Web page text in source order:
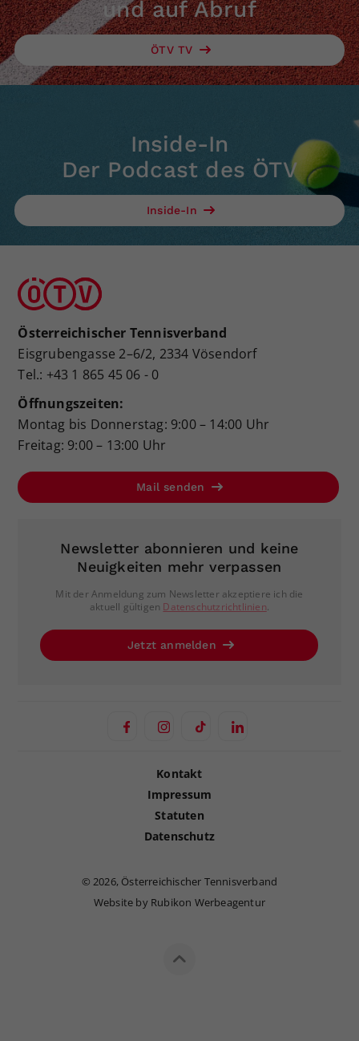
und auf Abruf
ÖTV TV
Inside-In
Der Podcast des ÖTV
Inside-In
Österreichischer Tennisverband
Eisgrubengasse 2–6/2, 2334 Vösendorf
Tel.: +43 1 865 45 06 - 0
Öffnungszeiten:
Montag bis Donnerstag: 9:00 – 14:00 Uhr
Freitag: 9:00 – 13:00 Uhr
Mail senden
Newsletter abonnieren und keine
Neuigkeiten mehr verpassen
Mit der Anmeldung zum Newsletter akzeptiere ich die
aktuell gültigen Datenschutzrichtlinien.
Jetzt anmelden
Kontakt
Impressum
Statuten
Datenschutz
©2026, Österreichischer Tennisverband
Website by Rubikon Werbeagentur